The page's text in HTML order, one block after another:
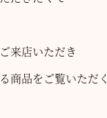
来店いただき
商品をご覧いただく